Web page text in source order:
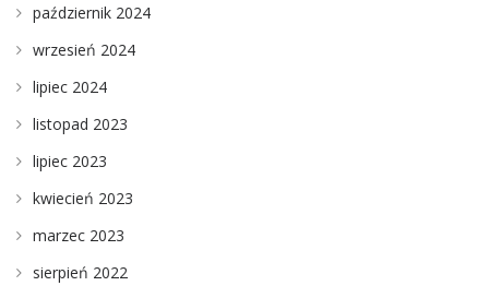
październik 2024
wrzesień 2024
lipiec 2024
listopad 2023
lipiec 2023
kwiecień 2023
marzec 2023
sierpień 2022